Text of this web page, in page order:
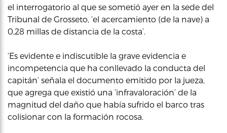
el interrogatorio al que se sometió ayer en la sede del
Tribunal de Grosseto, ‘el acercamiento (de la nave) a
0,28 millas de distancia de la costa’.
‘Es evidente e indiscutible la grave evidencia e
incompetencia que ha conllevado la conducta del
capitán’ señala el documento emitido por la jueza,
que agrega que existió una ‘infravaloración’ de la
magnitud del daño que había sufrido el barco tras
colisionar con la formación rocosa.